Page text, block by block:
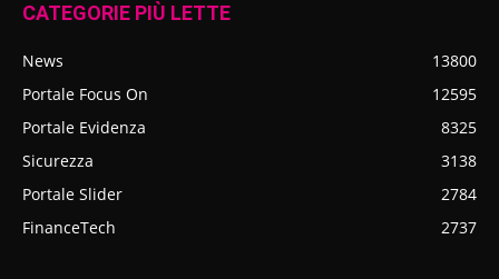
CATEGORIE PIÙ LETTE
News
13800
Portale Focus On
12595
Portale Evidenza
8325
Sicurezza
3138
Portale Slider
2784
FinanceTech
2737